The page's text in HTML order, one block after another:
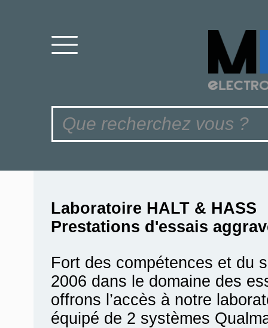
Laboratoire HALT & HASS
Prestations d'essais
Fort des compétences et du
2006 dans le domaine des
offrons l’accès à notre
équipé de 2 systèmes